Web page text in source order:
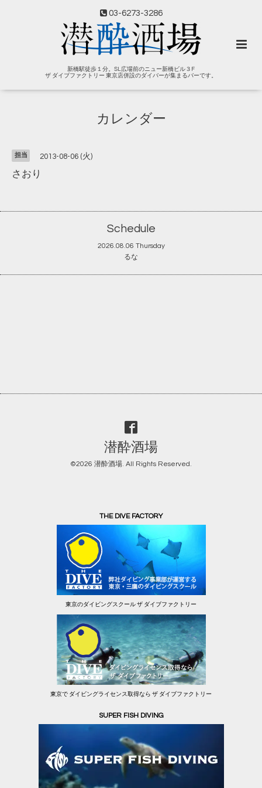
03-6273-3286
新橋駅徒歩１分。SL広場前のニュー新橋ビル３F
ザ ダイブファクトリー 東京店併設のダイバーが集まるバーです。
カレンダー
担当 2013-08-06 (火)
さおり
Schedule
2026.08.06 Thursday
るな
潜酔酒場
©2026 潜酔酒場. All Rights Reserved.
THE DIVE FACTORY
東京のダイビングスクール ザ ダイブファクトリー
東京で ダイビングライセンス取得なら ザ ダイブファクトリー
SUPER FISH DIVING